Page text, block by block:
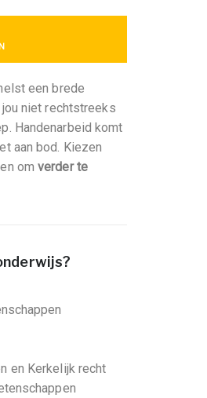
een brede
niet rechtstreeks
Handenarbeid komt
aan bod. Kiezen
omverder te
en Kerkelijk recht